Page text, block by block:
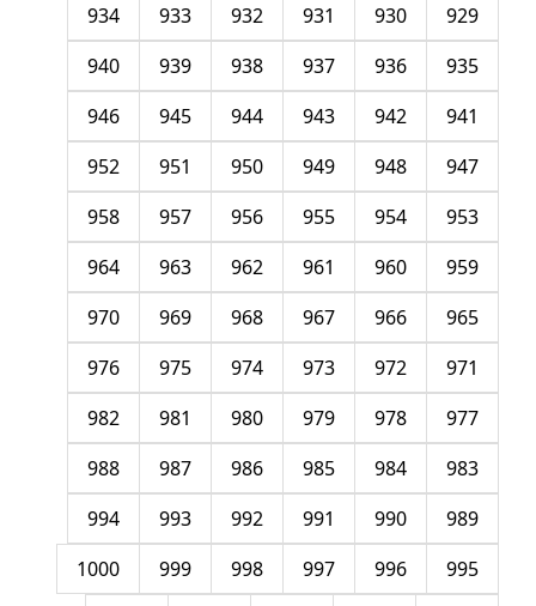
929
930
931
932
933
934
935
936
937
938
939
940
941
942
943
944
945
946
947
948
949
950
951
952
953
954
955
956
957
958
959
960
961
962
963
964
965
966
967
968
969
970
971
972
973
974
975
976
977
978
979
980
981
982
983
984
985
986
987
988
989
990
991
992
993
994
995
996
997
998
999
1000